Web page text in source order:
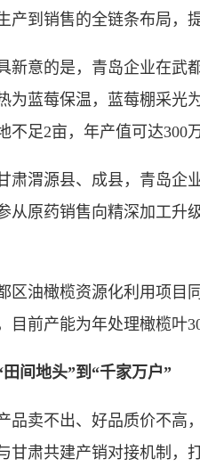
产到销售的全链条布局，
意的是，青岛企业在武都
为蓝莓保温，蓝莓棚采光
不足2亩，年产值可达300
渭源县、成县，青岛企业
从原药销售向精深加工升
油橄榄资源化利用项目同
目前产能为年处理橄榄叶
间地头”到“千家万户”
卖不出、好品质价不高，
甘肃共建产销对接机制，